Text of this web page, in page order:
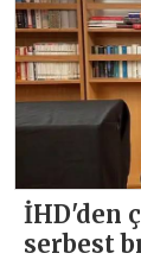
İHD'den
serbest